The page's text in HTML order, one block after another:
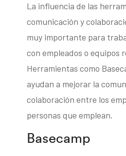
La influencia de las
comunicación y
muy importante para
con empleados o equipos
Herramientas como
ayudan a mejorar la
colaboración entre los
personas que emplean.
Basecamp